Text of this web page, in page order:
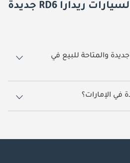
أسئلة وأجوبة عن السيارات ريدارا RD6 جديدة
كم عدد سيارات ريدارا RD6 جديدة والمتاحة للبيع في
97,999.